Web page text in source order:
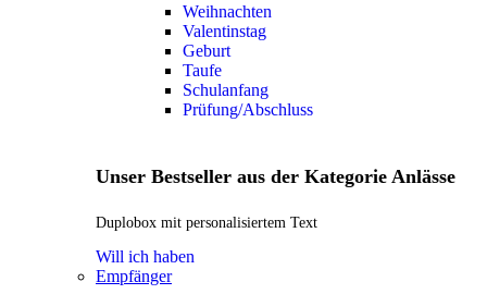
Weihnachten
Valentinstag
Geburt
Taufe
Schulanfang
Prüfung/Abschluss
Unser Bestseller aus der Kategorie Anlässe
Duplobox mit personalisiertem Text
Will ich haben
Empfänger